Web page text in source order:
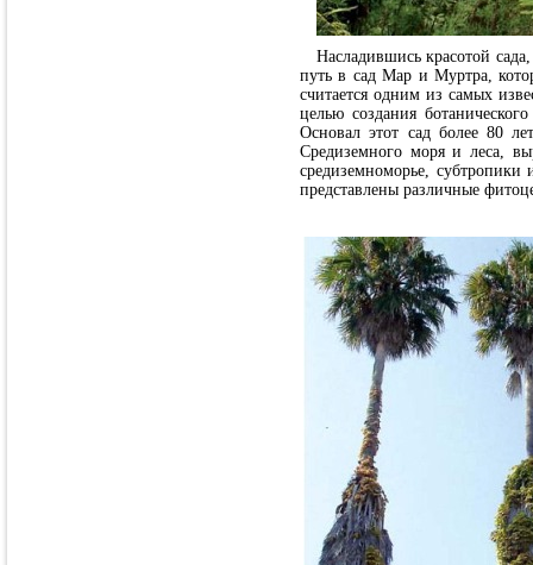
Насладившись красотой
путь в сад Мар и Муртра,
считается одним из самых
целью создания
Основал этот сад более 80
Средиземного моря и леса,
средиземноморье,
представлены различные